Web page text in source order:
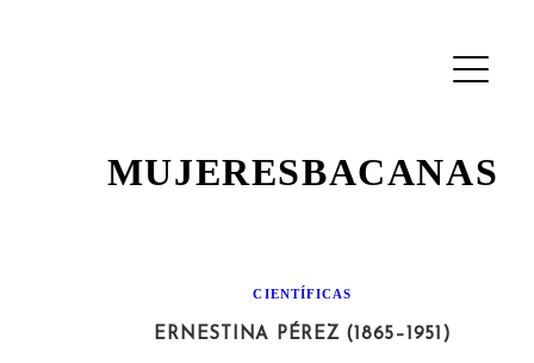
MUJERESBACANAS
CIENTÍFICAS
ERNESTINA PÉREZ (1865–1951)